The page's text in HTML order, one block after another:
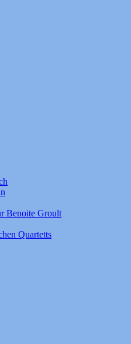
Benoite Groult
Quartetts